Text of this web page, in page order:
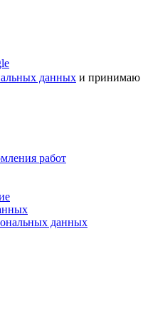
данных и принимаю
работ
данных